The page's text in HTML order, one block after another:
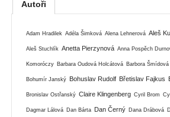
Autoři
Adam Hradilek Adéla Šimková Alena Lehnerová Aleš
Aleš Stuchlík Anetta Pierzynová Anna Pospěch
Komoróczy Barbara Oudová Holcátová Barbora Šmídová
Bohumír Janský Bohuslav Rudolf Břetislav Fajkus
Bronislav Ostřanský Claire Klingenberg Cyril Brom
Dagmar Lálová Dan Bárta Dan Černý Dana Drábová